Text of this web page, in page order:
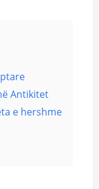
Antikitet
e hershme